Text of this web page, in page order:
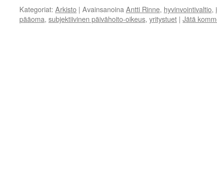
Kategoriat: Arkisto | Avainsanoina Antti Rinne, hyvinvointivaltio,
pääoma, subjektiivinen päivähoito-oikeus, yritystuet | Jätä